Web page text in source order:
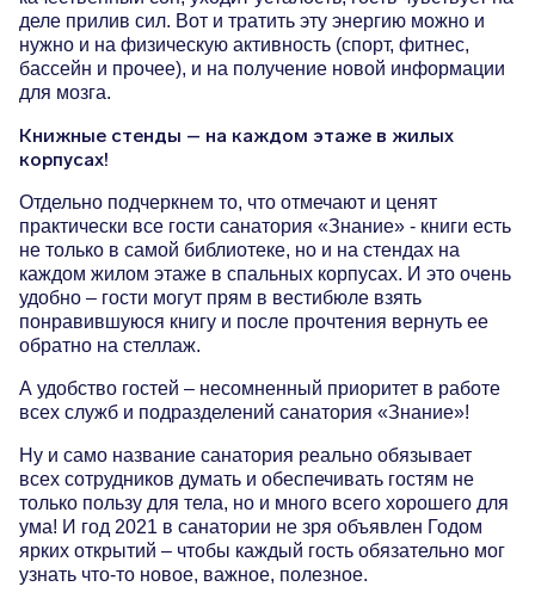
деле прилив сил. Вот и тратить эту энергию можно и
нужно и на физическую активность (спорт, фитнес,
бассейн и прочее), и на получение новой информации
для мозга.
Книжные стенды – на каждом этаже в жилых
корпусах!
Отдельно подчеркнем то, что отмечают и ценят
практически все гости санатория «Знание» - книги есть
не только в самой библиотеке, но и на стендах на
каждом жилом этаже в спальных корпусах. И это очень
удобно – гости могут прям в вестибюле взять
понравившуюся книгу и после прочтения вернуть ее
обратно на стеллаж.
А удобство гостей – несомненный приоритет в работе
всех служб и подразделений санатория «Знание»!
Ну и само название санатория реально обязывает
всех сотрудников думать и обеспечивать гостям не
только пользу для тела, но и много всего хорошего для
ума! И год 2021 в санатории не зря объявлен Годом
ярких открытий – чтобы каждый гость обязательно мог
узнать что-то новое, важное, полезное.
Средняя температура
Месяц Макс / Мин Море
Январь 10° / 2° 11°
Февраль 10° / 2° 11°
Услуги
Трансфер
Конференц-залы
Гостевой визит
Детский клуб
Бювет
Дендропарк
Контакты
Онлайн-камеры